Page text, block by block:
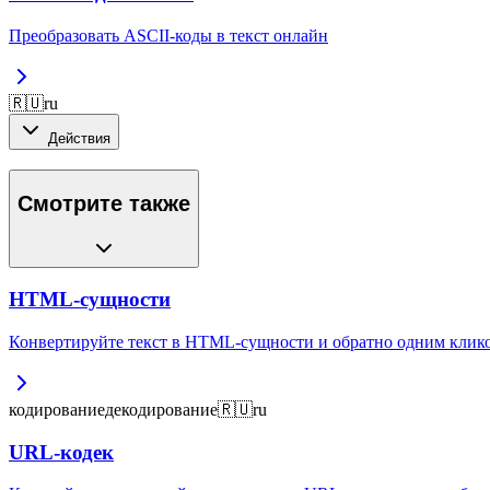
Преобразовать ASCII-коды в текст онлайн
🇷🇺ru
Действия
Смотрите также
HTML-сущности
Конвертируйте текст в HTML-сущности и обратно одним
кодированиедекодирование🇷🇺ru
URL-кодек